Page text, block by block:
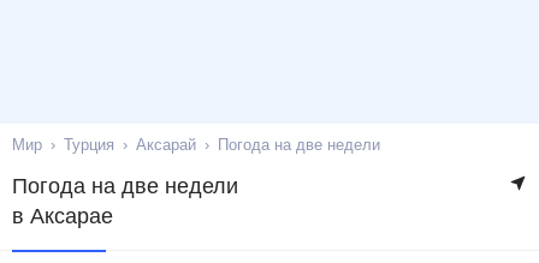
Мир Турция Аксарай Погода на две недели
Погода на две недели
в Аксарае